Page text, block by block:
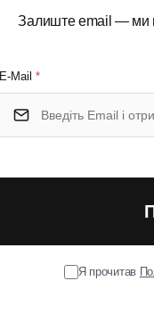
Залиште email — ми
E-Mail *
Я прочитав